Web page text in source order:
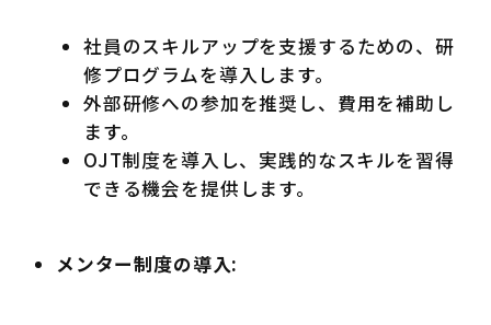
社員のスキルアップを支援するための、研
修プログラムを導入します。
外部研修への参加を推奨し、費用を補助し
ます。
OJT制度を導入し、実践的なスキルを習得
できる機会を提供します。
メンター制度の導入: